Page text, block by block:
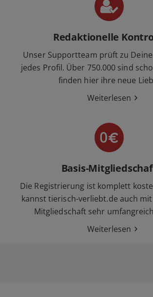
Redaktionelle
Unser Supportteam prüft zu
jedes Profil. Über 750.000 sind
finden hier ihre neue
Weiterlesen
Basis-
Die Registrierung ist komplett
kannst tierisch-verliebt.de auch
Mitgliedschaft sehr
Weiterlesen